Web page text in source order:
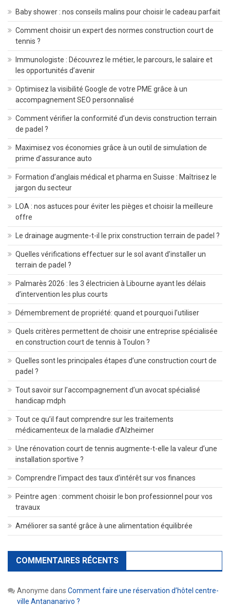
Baby shower : nos conseils malins pour choisir le cadeau parfait
Comment choisir un expert des normes construction court de
tennis ?
Immunologiste : Découvrez le métier, le parcours, le salaire et
les opportunités d’avenir
Optimisez la visibilité Google de votre PME grâce à un
accompagnement SEO personnalisé
Comment vérifier la conformité d’un devis construction terrain
de padel ?
Maximisez vos économies grâce à un outil de simulation de
prime d’assurance auto
Formation d’anglais médical et pharma en Suisse : Maîtrisez le
jargon du secteur
LOA : nos astuces pour éviter les pièges et choisir la meilleure
offre
Le drainage augmente-t-il le prix construction terrain de padel ?
Quelles vérifications effectuer sur le sol avant d’installer un
terrain de padel ?
Palmarès 2026 : les 3 électricien à Libourne ayant les délais
d’intervention les plus courts
Démembrement de propriété: quand et pourquoi l’utiliser
Quels critères permettent de choisir une entreprise spécialisée
en construction court de tennis à Toulon ?
Quelles sont les principales étapes d’une construction court de
padel ?
Tout savoir sur l’accompagnement d’un avocat spécialisé
handicap mdph
Tout ce qu’il faut comprendre sur les traitements
médicamenteux de la maladie d’Alzheimer
Une rénovation court de tennis augmente-t-elle la valeur d’une
installation sportive ?
Comprendre l’impact des taux d’intérêt sur vos finances
Peintre agen : comment choisir le bon professionnel pour vos
travaux
Améliorer sa santé grâce à une alimentation équilibrée
COMMENTAIRES RÉCENTS
Anonyme dans Comment faire une réservation d’hôtel centre-
ville Antananarivo ?